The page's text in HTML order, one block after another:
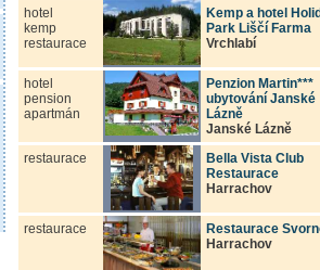
hotel
kemp
restaurace
Kemp a hotel
Park Liščí Farma
Vrchlabí
hotel
pension
apartmán
Penzion Martin***
ubytování Janské
Lázně
Janské Lázně
restaurace
Bella Vista Club
Restaurace
Harrachov
restaurace
Restaurace
Harrachov